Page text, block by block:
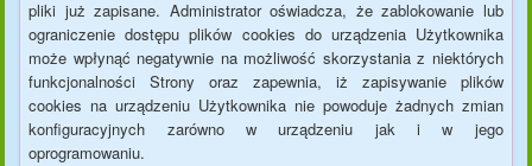
pliki już zapisane. Administrator oświadcza, że zablokowanie lub
ograniczenie dostępu plików cookies do urządzenia Użytkownika
może wpłynąć negatywnie na możliwość skorzystania z niektórych
funkcjonalności Strony oraz zapewnia, iż zapisywanie plików
cookies na urządzeniu Użytkownika nie powoduje żadnych zmian
konfiguracyjnych zarówno w urządzeniu jak i w jego
oprogramowaniu.